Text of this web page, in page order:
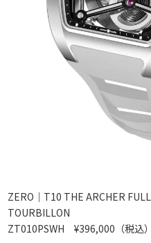
ZERO｜T10 THE ARCHER
TOURBILLON
ZT010PSWH ¥396,000（税込）